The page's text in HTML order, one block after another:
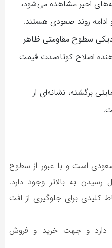
اخیر مشاهده می‌شود،
روند صعودی هستند.
سطوح مقاومتی ظاهر
اصلاح کوتاه‌مدت قیمت
برگشته، نشانه‌ای از
است و با عبور از سطوح
رسیدن به بالاتر وجود دارد.
کلیدی برای جلوگیری از افت
دارد و جهت خرید و فروش